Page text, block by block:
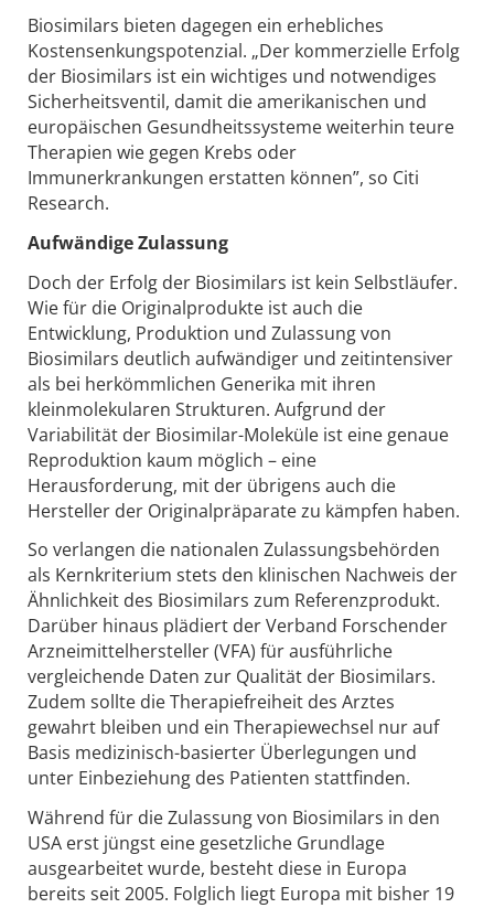
Biosimilars bieten dagegen ein erhebliches
Kostensenkungspotenzial. „Der kommerzielle Erfolg
der Biosimilars ist ein wichtiges und notwendiges
Sicherheitsventil, damit die amerikanischen und
europäischen Gesundheitssysteme weiterhin teure
Therapien wie gegen Krebs oder
Immunerkrankungen erstatten können”, so Citi
Research.
Aufwändige Zulassung
Doch der Erfolg der Biosimilars ist kein Selbstläufer.
Wie für die Originalprodukte ist auch die
Entwicklung, Produktion und Zulassung von
Biosimilars deutlich aufwändiger und zeitintensiver
als bei herkömmlichen Generika mit ihren
kleinmolekularen Strukturen. Aufgrund der
Variabilität der Biosimilar-Moleküle ist eine genaue
Reproduktion kaum möglich – eine
Herausforderung, mit der übrigens auch die
Hersteller der Originalpräparate zu kämpfen haben.
So verlangen die nationalen Zulassungsbehörden
als Kernkriterium stets den klinischen Nachweis der
Ähnlichkeit des Biosimilars zum Referenzprodukt.
Darüber hinaus plädiert der Verband Forschender
Arzneimittelhersteller (VFA) für ausführliche
vergleichende Daten zur Qualität der Biosimilars.
Zudem sollte die Therapiefreiheit des Arztes
gewahrt bleiben und ein Therapiewechsel nur auf
Basis medizinisch-basierter Überlegungen und
unter Einbeziehung des Patienten stattfinden.
Während für die Zulassung von Biosimilars in den
USA erst jüngst eine gesetzliche Grundlage
ausgearbeitet wurde, besteht diese in Europa
bereits seit 2005. Folglich liegt Europa mit bisher 19